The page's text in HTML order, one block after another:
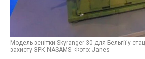
Модель зенітки Skyranger 30 для Бельгії у
захисту ЗРК NASAMS. Фото: Janes